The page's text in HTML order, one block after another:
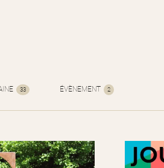
33 ÉVÈNEMENT 2